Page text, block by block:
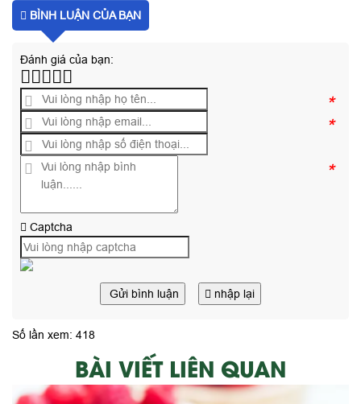
BÌNH LUẬN CỦA BẠN
Đánh giá của bạn:
*
*
*
Captcha
Gửi bình luận nhập lại
Số lần xem: 418
BÀI VIẾT LIÊN QUAN